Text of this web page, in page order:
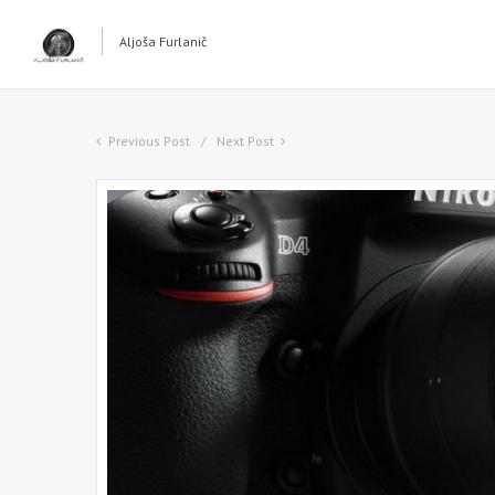
Aljoša Furlanič
Previous Post Next Post